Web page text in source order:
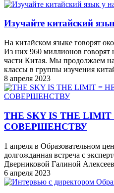
Изучайте китайский
На китайском языке говорят
Из них 960 миллионов говорят
части Китая. Мы продолжаем
классы в группы изучения
8 апреля 2023
THE SKY IS THE
СОВЕРШЕНСТВУ
1 апреля в Образовательном
долгожданная встреча с
Дверниковой Галиной
6 апреля 2023